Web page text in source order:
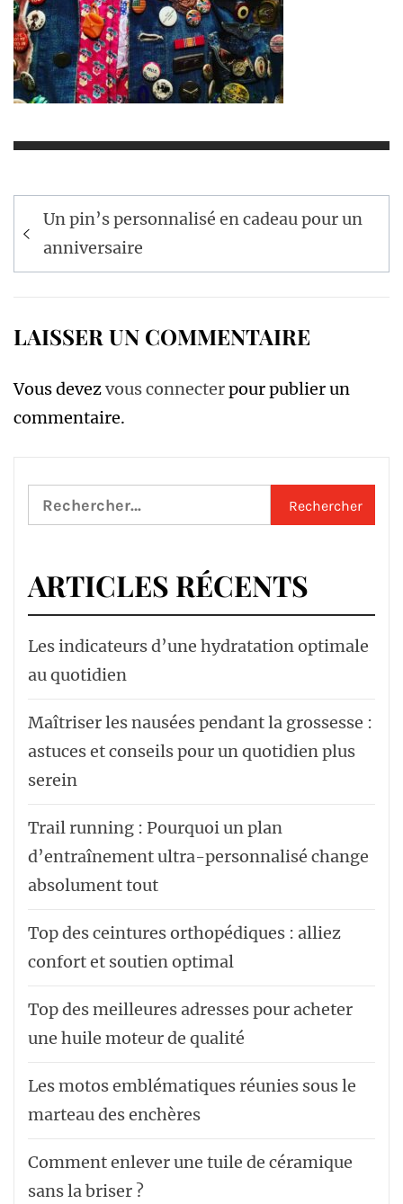
Navigation
de
l’article
Un pin’s personnalisé en cadeau pour un
anniversaire
LAISSER UN COMMENTAIRE
Vous devezvous connecterpour publier un
commentaire.
Rechercher :
ARTICLES RÉCENTS
Les indicateurs d’une hydratation optimale
au quotidien
Maîtriser les nausées pendant la grossesse :
astuces et conseils pour un quotidien plus
serein
Trail running : Pourquoi un plan
d’entraînement ultra-personnalisé change
absolument tout
Top des ceintures orthopédiques : alliez
confort et soutien optimal
Top des meilleures adresses pour acheter
une huile moteur de qualité
Les motos emblématiques réunies sous le
marteau des enchères
Comment enlever une tuile de céramique
sans la briser ?